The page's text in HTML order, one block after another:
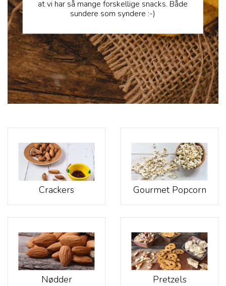
at vi har så mange forskellige snacks. Både
sundere som syndere :-)
Crackers Gourmet Popcorn
Nødder Pretzels